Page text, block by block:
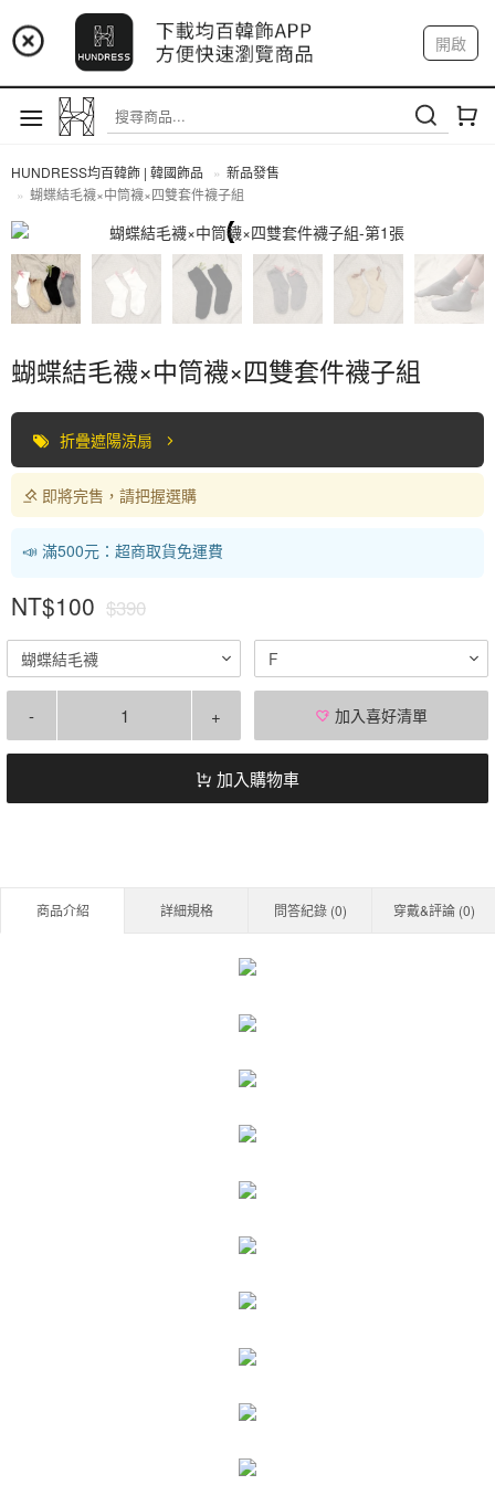
📢 市集預告：9/4-9/6 淡水捷運站
📢 市集預告：9/12-9/13 八里海巡基地
📢 市集預告：8/22-8/23 桃園青埔置地廣場
開啟
註冊 我的帳戶
HUNDRESS均百韓飾 | 韓國飾品
新品發售
蝴蝶結毛襪×中筒襪×四雙套件襪子組
全部商品
蝴蝶結毛襪×中筒襪×四雙套件襪子組
折疊遮陽涼扇
即將完售，請把握選購
📣 滿500元：超商取貨免運費
NT$100 $390
蝴蝶結毛襪 F
- + 加入喜好清單
加入購物車
商品介紹 詳細規格 問答紀錄 (0) 穿戴&評論 (0)